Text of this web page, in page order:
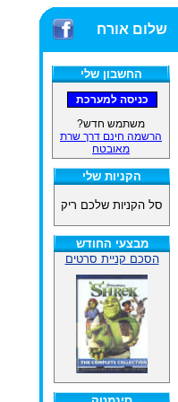
שלום אורח
החשבון שלי
משתמש חדש?
הרשמה חינם דרך שרת
מאובטח
הקניות שלי
סל הקניות שלכם ריק
מבצעי החודש
הסכם קניית סרטים